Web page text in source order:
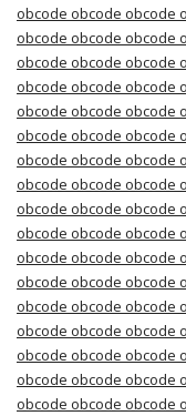
obcode obcode obcode
obcode obcode obcode
obcode obcode obcode
obcode obcode obcode
obcode obcode obcode
obcode obcode obcode
obcode obcode obcode
obcode obcode obcode
obcode obcode obcode
obcode obcode obcode
obcode obcode obcode
obcode obcode obcode
obcode obcode obcode
obcode obcode obcode
obcode obcode obcode
obcode obcode obcode
obcode obcode obcode